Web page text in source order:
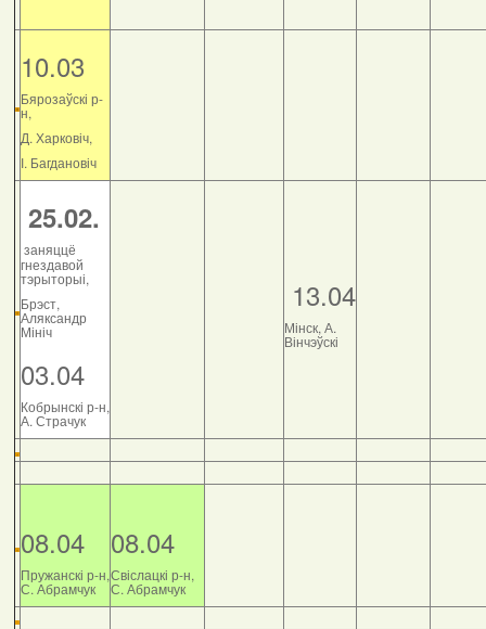
10.03
Бярозаўскі р-
н,
Д. Харковіч,
І. Багдановіч
25.02.
заняццё
гнездавой
тэрыторыі,
Брэст,
Аляксандр
Мініч
03.04
Кобрынскі р-н,
А. Страчук
13.04
Мінск, А.
Вінчэўскі
08.04
Пружанскі р-н,
С. Абрамчук
08.04
Свіслацкі р-н,
С. Абрамчук